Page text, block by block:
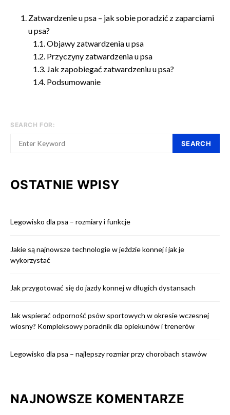
Zatwardzenie u psa – jak sobie poradzić z zaparciami
u psa?
Objawy zatwardzenia u psa
Przyczyny zatwardzenia u psa
Jak zapobiegać zatwardzeniu u psa?
Podsumowanie
SEARCH FOR:
SEARCH
OSTATNIE WPISY
Legowisko dla psa – rozmiary i funkcje
Jakie są najnowsze technologie w jeździe konnej i jak je
wykorzystać
Jak przygotować się do jazdy konnej w długich dystansach
Jak wspierać odporność psów sportowych w okresie wczesnej
wiosny? Kompleksowy poradnik dla opiekunów i trenerów
Legowisko dla psa – najlepszy rozmiar przy chorobach stawów
NAJNOWSZE KOMENTARZE